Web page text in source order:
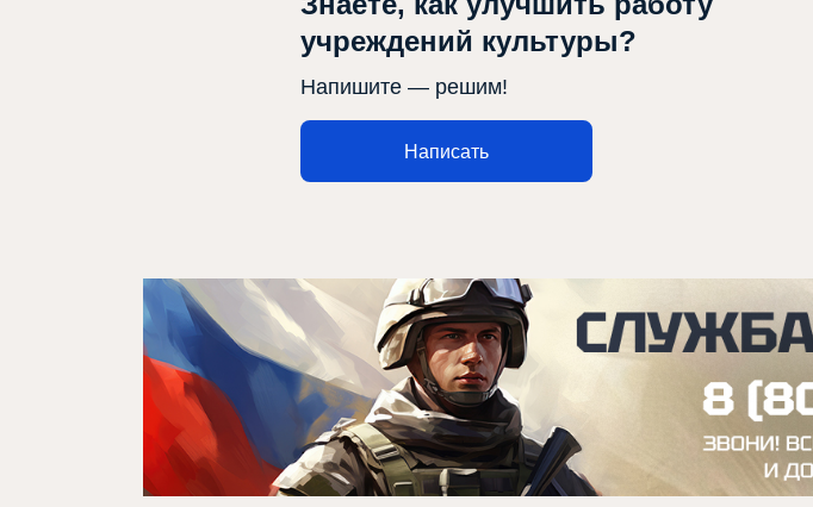
Проектлар
Медиа
Элемтә
учреждений культуры?
Напишите — решим!
Написать